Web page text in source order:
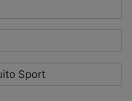
Sport